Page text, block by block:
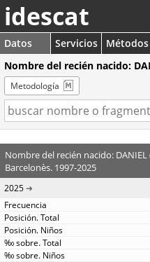
idescat
Datos Servicios Métodos
Nombre del recién nacido:
Metodología
Nombre del recién nacido:
Barcelonès. 1997-2025
2025